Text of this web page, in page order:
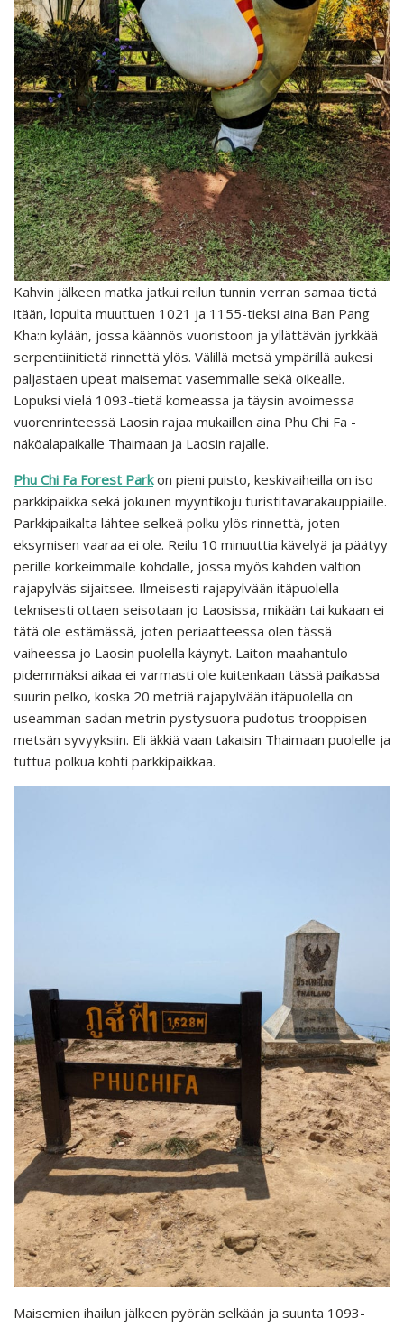
Kahvin jälkeen matka jatkui reilun tunnin verran samaa tietä
itään, lopulta muuttuen 1021 ja 1155-tieksi aina Ban Pang
Kha:n kylään, jossa käännös vuoristoon ja yllättävän jyrkkää
serpentiinitietä rinnettä ylös. Välillä metsä ympärillä aukesi
paljastaen upeat maisemat vasemmalle sekä oikealle.
Lopuksi vielä 1093-tietä komeassa ja täysin avoimessa
vuorenrinteessä Laosin rajaa mukaillen aina Phu Chi Fa -
näköalapaikalle Thaimaan ja Laosin rajalle.
Phu Chi Fa Forest Parkon pieni puisto, keskivaiheilla on iso
parkkipaikka sekä jokunen myyntikoju turistitavarakauppiaille.
Parkkipaikalta lähtee selkeä polku ylös rinnettä, joten
eksymisen vaaraa ei ole. Reilu 10 minuuttia kävelyä ja päätyy
perille korkeimmalle kohdalle, jossa myös kahden valtion
rajapylväs sijaitsee. Ilmeisesti rajapylvään itäpuolella
teknisesti ottaen seisotaan jo Laosissa, mikään tai kukaan ei
tätä ole estämässä, joten periaatteessa olen tässä
vaiheessa jo Laosin puolella käynyt. Laiton maahantulo
pidemmäksi aikaa ei varmasti ole kuitenkaan tässä paikassa
suurin pelko, koska 20 metriä rajapylvään itäpuolella on
useamman sadan metrin pystysuora pudotus trooppisen
metsän syvyyksiin. Eli äkkiä vaan takaisin Thaimaan puolelle ja
tuttua polkua kohti parkkipaikkaa.
Maisemien ihailun jälkeen pyörän selkään ja suunta 1093-